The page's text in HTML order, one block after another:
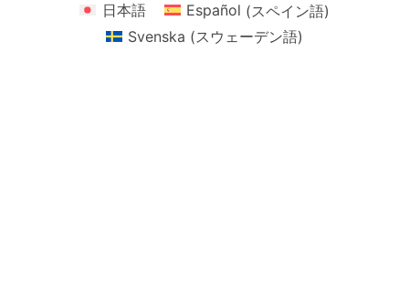
日本語
Español (スペイン語)
Svenska (スウェーデン語)